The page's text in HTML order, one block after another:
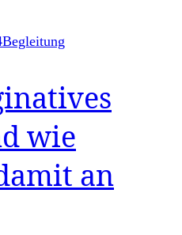
Begleitung
wie
an